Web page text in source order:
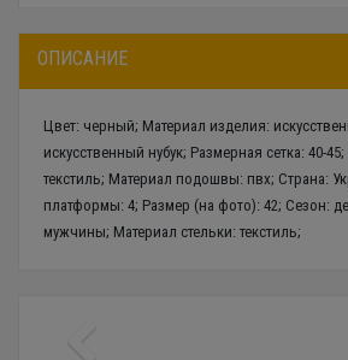
ОПИСАНИЕ
Цвет: черный; Материал изделия:
искусственный нубук; Размерная сетка: 40-
текстиль; Материал подошвы: пвх; Страна:
платформы: 4; Размер (на фото): 42; Сезон:
мужчины; Материал стельки: текстиль;